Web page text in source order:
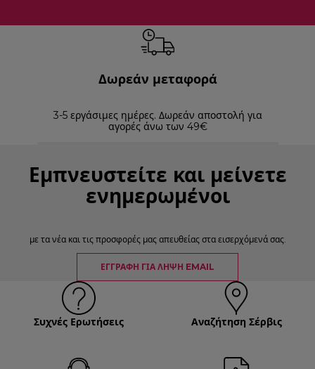
Δωρεάν μεταφορά
3-5 εργάσιμες ημέρες. Δωρεάν αποστολή για
αγορές άνω των 49€
Εμπνευστείτε και μείνετε
ενημερωμένοι
με τα νέα και τις προσφορές μας απευθείας στα εισερχόμενά σας.
ΕΓΓΡΑΦΉ ΓΙΑ ΛΉΨΗ EMAIL
Συχνές Ερωτήσεις Αναζήτηση Σέρβις